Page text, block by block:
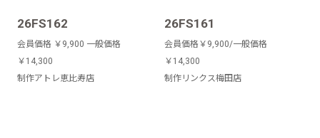
26FS162
会員価格 ￥9,900 一般価格
￥14,300
制作アトレ恵比寿店
26FS161
会員価格￥9,900/一般価格
￥14,300
制作リンクス梅田店